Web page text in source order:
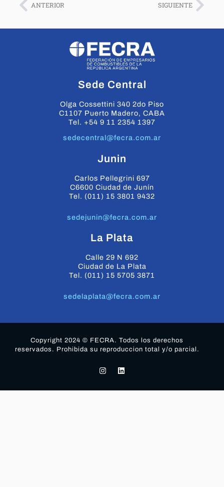
ANTERIOR SIGUIENTE
Sede Central
Olga Cossettini 340 2do Piso
C1107 Puerto Madero, CABA
Tel. +54 9 11 2354 1397
sedecentral@fecra.com.ar
Junin
Carlos Pellegrini 697
C6600 Ciudad de Junín
Tel. (011) 15 3801 9432
sedejunin@fecra.com.ar
La Plata
Calle 29 N 692
Ciudad de La Plata
Tel. (011) 15 5705 3871
sedelaplata@fecra.com.ar
Copyright 2024 © FECRA. Todos los derechos
reservados. Prohibida su reproduccion total y/o parcial.